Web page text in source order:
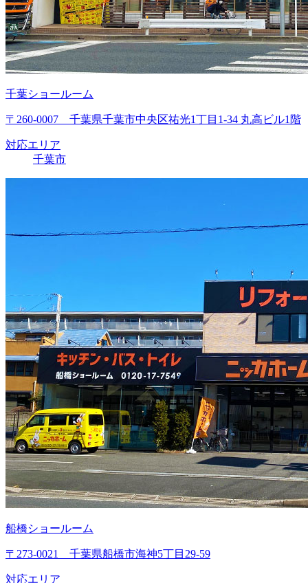
千葉ショールーム
〒260-0007 千葉県千葉市中央区祐光1丁目1-34 丸高ビル1階
対応エリア
千葉市
船橋ショールーム
〒273-0021 千葉県船橋市海神5丁目29-59
対応エリア